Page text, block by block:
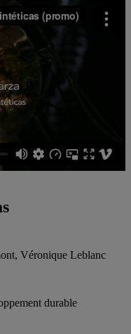
Véronique Leblanc
durable